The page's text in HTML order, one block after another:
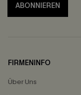
ABONNIEREN
FIRMENINFO
Über Uns